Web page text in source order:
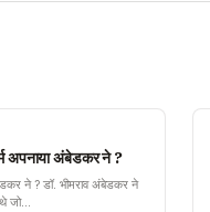
अपनाया अंबेडकर ने ?
ने ? डॉ. भीमराव अंबेडकर ने
थे जो…